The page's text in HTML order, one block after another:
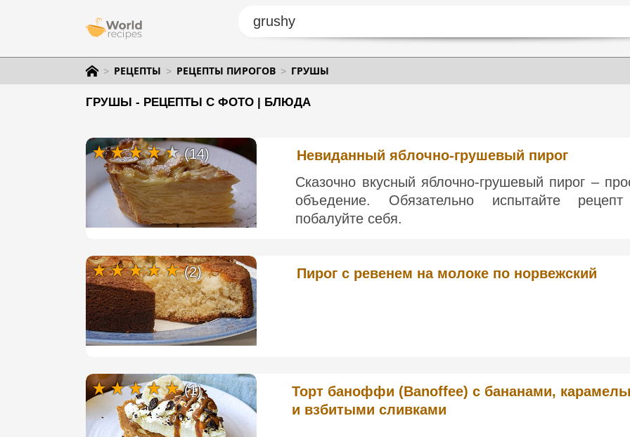
РЕЦЕПТЫ РЕЦЕПТЫ ПИРОГОВ ГРУШЫ
ГРУШЫ - РЕЦЕПТЫ С ФОТО | БЛЮДА
Невиданный яблочно-грушевый пирог
Сказочно вкусный яблочно-грушевый пирог –
объедение. Обязательно испытайте
побалуйте себя.
(14)
Пирог с ревенем на молоке по норвежский
(2)
Торт баноффи (Banoffee) с бананами,
и взбитыми сливками
(1)